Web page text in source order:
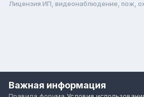
Лицензия ИП, видеонаблюдение, пож,
Важная информация